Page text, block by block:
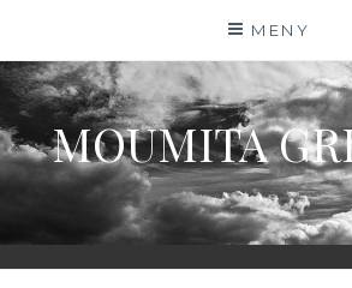
innehåll
MENY
MOUMITA